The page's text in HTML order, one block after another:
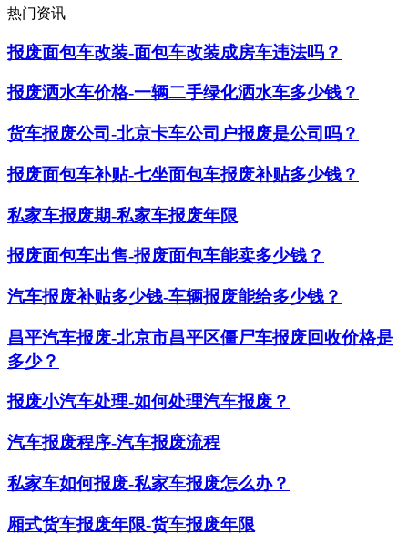
热门资讯
报废面包车改装-面包车改装成房车违法吗？
报废洒水车价格-一辆二手绿化洒水车多少钱？
货车报废公司-北京卡车公司户报废是公司吗？
报废面包车补贴-七坐面包车报废补贴多少钱？
私家车报废期-私家车报废年限
报废面包车出售-报废面包车能卖多少钱？
汽车报废补贴多少钱-车辆报废能给多少钱？
昌平汽车报废-北京市昌平区僵尸车报废回收价格是
多少？
报废小汽车处理-如何处理汽车报废？
汽车报废程序-汽车报废流程
私家车如何报废-私家车报废怎么办？
厢式货车报废年限-货车报废年限